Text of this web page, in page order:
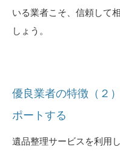
いる業者こそ、信頼して
しょう。
優良業者の特徴（２
ポートする
遺品整理サービスを利用